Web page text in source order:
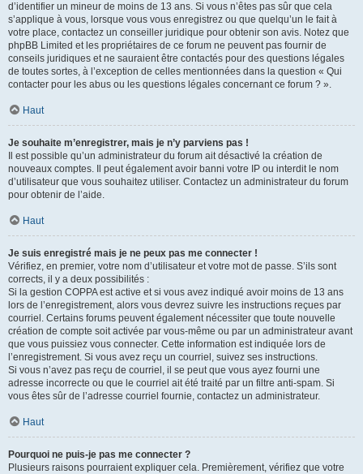
d’identifier un mineur de moins de 13 ans. Si vous n’êtes pas sûr que cela
s’applique à vous, lorsque vous vous enregistrez ou que quelqu’un le fait à
votre place, contactez un conseiller juridique pour obtenir son avis. Notez que
phpBB Limited et les propriétaires de ce forum ne peuvent pas fournir de
conseils juridiques et ne sauraient être contactés pour des questions légales
de toutes sortes, à l’exception de celles mentionnées dans la question « Qui
contacter pour les abus ou les questions légales concernant ce forum ? ».
Haut
Je souhaite m’enregistrer, mais je n’y parviens pas !
Il est possible qu’un administrateur du forum ait désactivé la création de
nouveaux comptes. Il peut également avoir banni votre IP ou interdit le nom
d’utilisateur que vous souhaitez utiliser. Contactez un administrateur du forum
pour obtenir de l’aide.
Haut
Je suis enregistré mais je ne peux pas me connecter !
Vérifiez, en premier, votre nom d’utilisateur et votre mot de passe. S’ils sont
corrects, il y a deux possibilités :
Si la gestion COPPA est active et si vous avez indiqué avoir moins de 13 ans
lors de l’enregistrement, alors vous devrez suivre les instructions reçues par
courriel. Certains forums peuvent également nécessiter que toute nouvelle
création de compte soit activée par vous-même ou par un administrateur avant
que vous puissiez vous connecter. Cette information est indiquée lors de
l’enregistrement. Si vous avez reçu un courriel, suivez ses instructions.
Si vous n’avez pas reçu de courriel, il se peut que vous ayez fourni une
adresse incorrecte ou que le courriel ait été traité par un filtre anti-spam. Si
vous êtes sûr de l’adresse courriel fournie, contactez un administrateur.
Haut
Pourquoi ne puis-je pas me connecter ?
Plusieurs raisons pourraient expliquer cela. Premièrement, vérifiez que votre